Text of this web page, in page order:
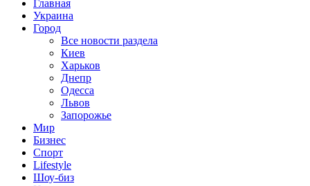
Главная
Украина
Город
Все новости раздела
Киев
Харьков
Днепр
Одесса
Львов
Запорожье
Мир
Бизнес
Спорт
Lifestyle
Шоу-биз